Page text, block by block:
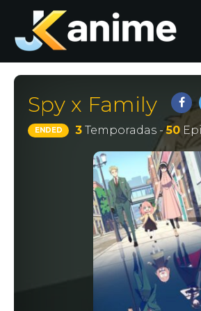
Spy x Family
ENDED 3Temporadas -50